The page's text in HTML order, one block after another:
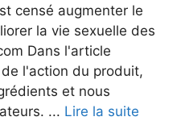
censé augmenter le
la vie sexuelle des
Dans l'article
l'action du produit,
et nous
... Lire la suite